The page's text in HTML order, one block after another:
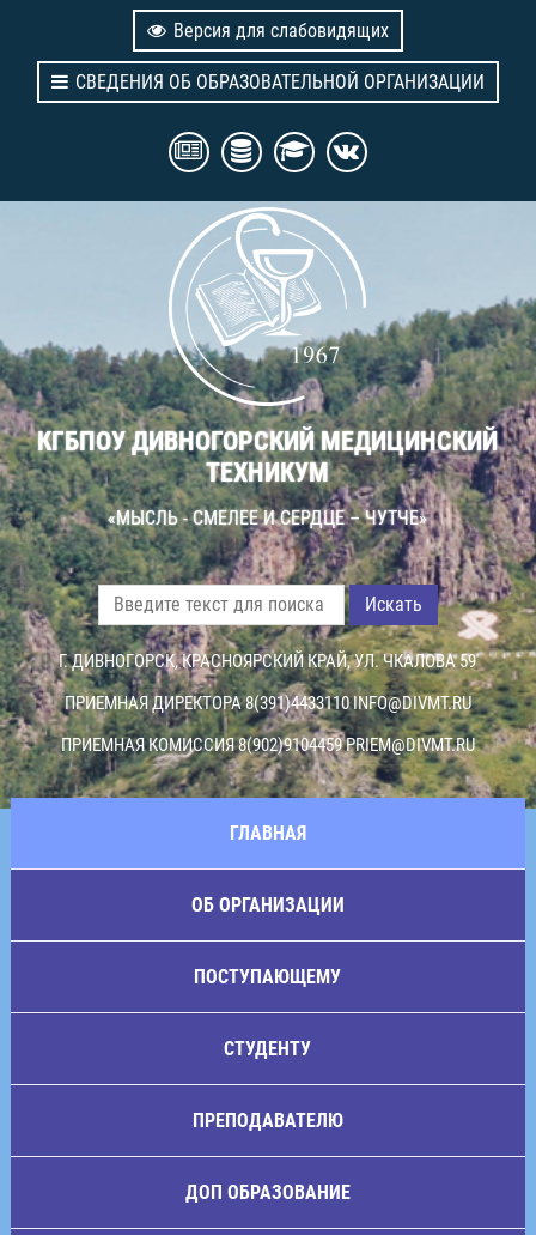
Версия для слабовидящих
СВЕДЕНИЯ ОБ ОБРАЗОВАТЕЛЬНОЙ ОРГАНИЗАЦИИ
КГБПОУ ДИВНОГОРСКИЙ МЕДИЦИНСКИЙ
ТЕХНИКУМ
«МЫСЛЬ - СМЕЛЕЕ И СЕРДЦЕ – ЧУТЧЕ»
Искать
Г. ДИВНОГОРСК, КРАСНОЯРСКИЙ КРАЙ, УЛ. ЧКАЛОВА 59
ПРИЕМНАЯ ДИРЕКТОРА 8(391)4433110INFO@DIVMT.RU
ПРИЕМНАЯ КОМИССИЯ 8(902)9104459PRIEM@DIVMT.RU
ГЛАВНАЯ
ОБ ОРГАНИЗАЦИИ
ПОСТУПАЮЩЕМУ
СТУДЕНТУ
ПРЕПОДАВАТЕЛЮ
ДОП ОБРАЗОВАНИЕ